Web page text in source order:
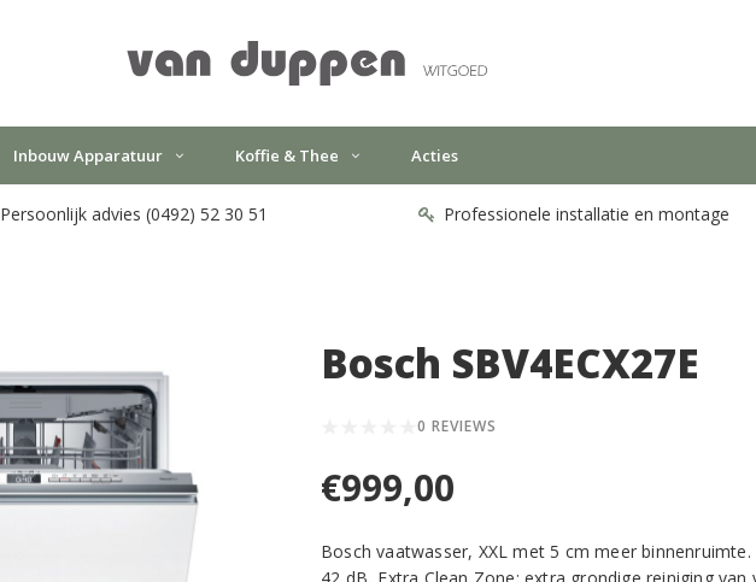
Inbouw Apparatuur Koffie & Thee Acties
Persoonlijk advies (0492) 52 30 51 Professionele installatie en montage
Bosch SBV4ECX27E
0 REVIEWS
€999,00
Bosch vaatwasser, XXL met 5 cm meer